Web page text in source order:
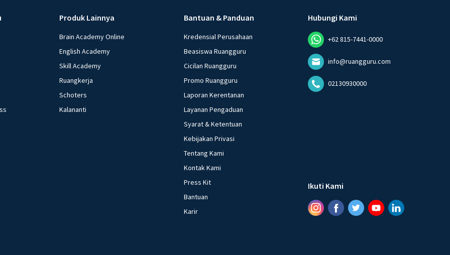
Produk Lainnya
Brain Academy Online
English Academy
Skill Academy
Ruangkerja
Schoters
Kalananti
Bantuan & Panduan
Kredensial Perusahaan
Beasiswa Ruangguru
Cicilan Ruangguru
Promo Ruangguru
Laporan Kerentanan
Layanan Pengaduan
Syarat & Ketentuan
Kebijakan Privasi
Tentang Kami
Kontak Kami
Press Kit
Bantuan
Karir
Hubungi Kami
+62 815-7441-0000
info@ruangguru.com
02130930000
Ikuti Kami